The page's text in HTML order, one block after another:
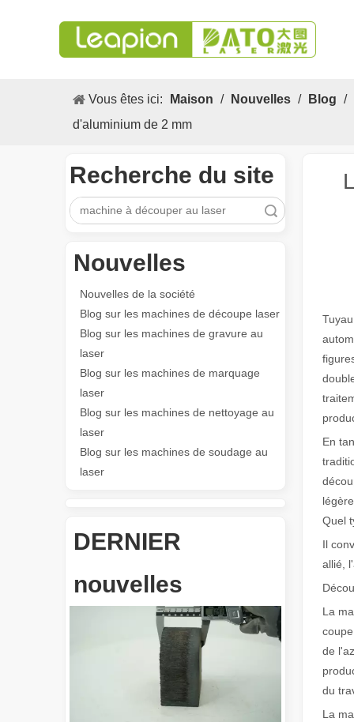
Vous êtes ici: Maison / Nouvelles / Blog /
d'aluminium de 2 mm
Recherche du site
recherche
Nouvelles
Nouvelles de la société
Blog sur les machines de découpe laser
Blog sur les machines de gravure au
laser
Blog sur les machines de marquage
laser
Blog sur les machines de nettoyage au
laser
Blog sur les machines de soudage au
laser
DERNIER
nouvelles
Les caractéristiques polyvalentes Application et les
En
Quel
Il
allié,
La
de
du
La